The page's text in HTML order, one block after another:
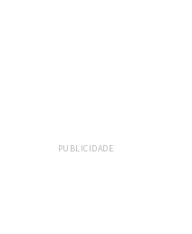
PUBLICIDADE